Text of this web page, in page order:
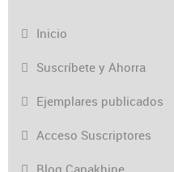
Inicio
Suscríbete y Ahorra
Ejemplares publicados
Acceso Suscriptores